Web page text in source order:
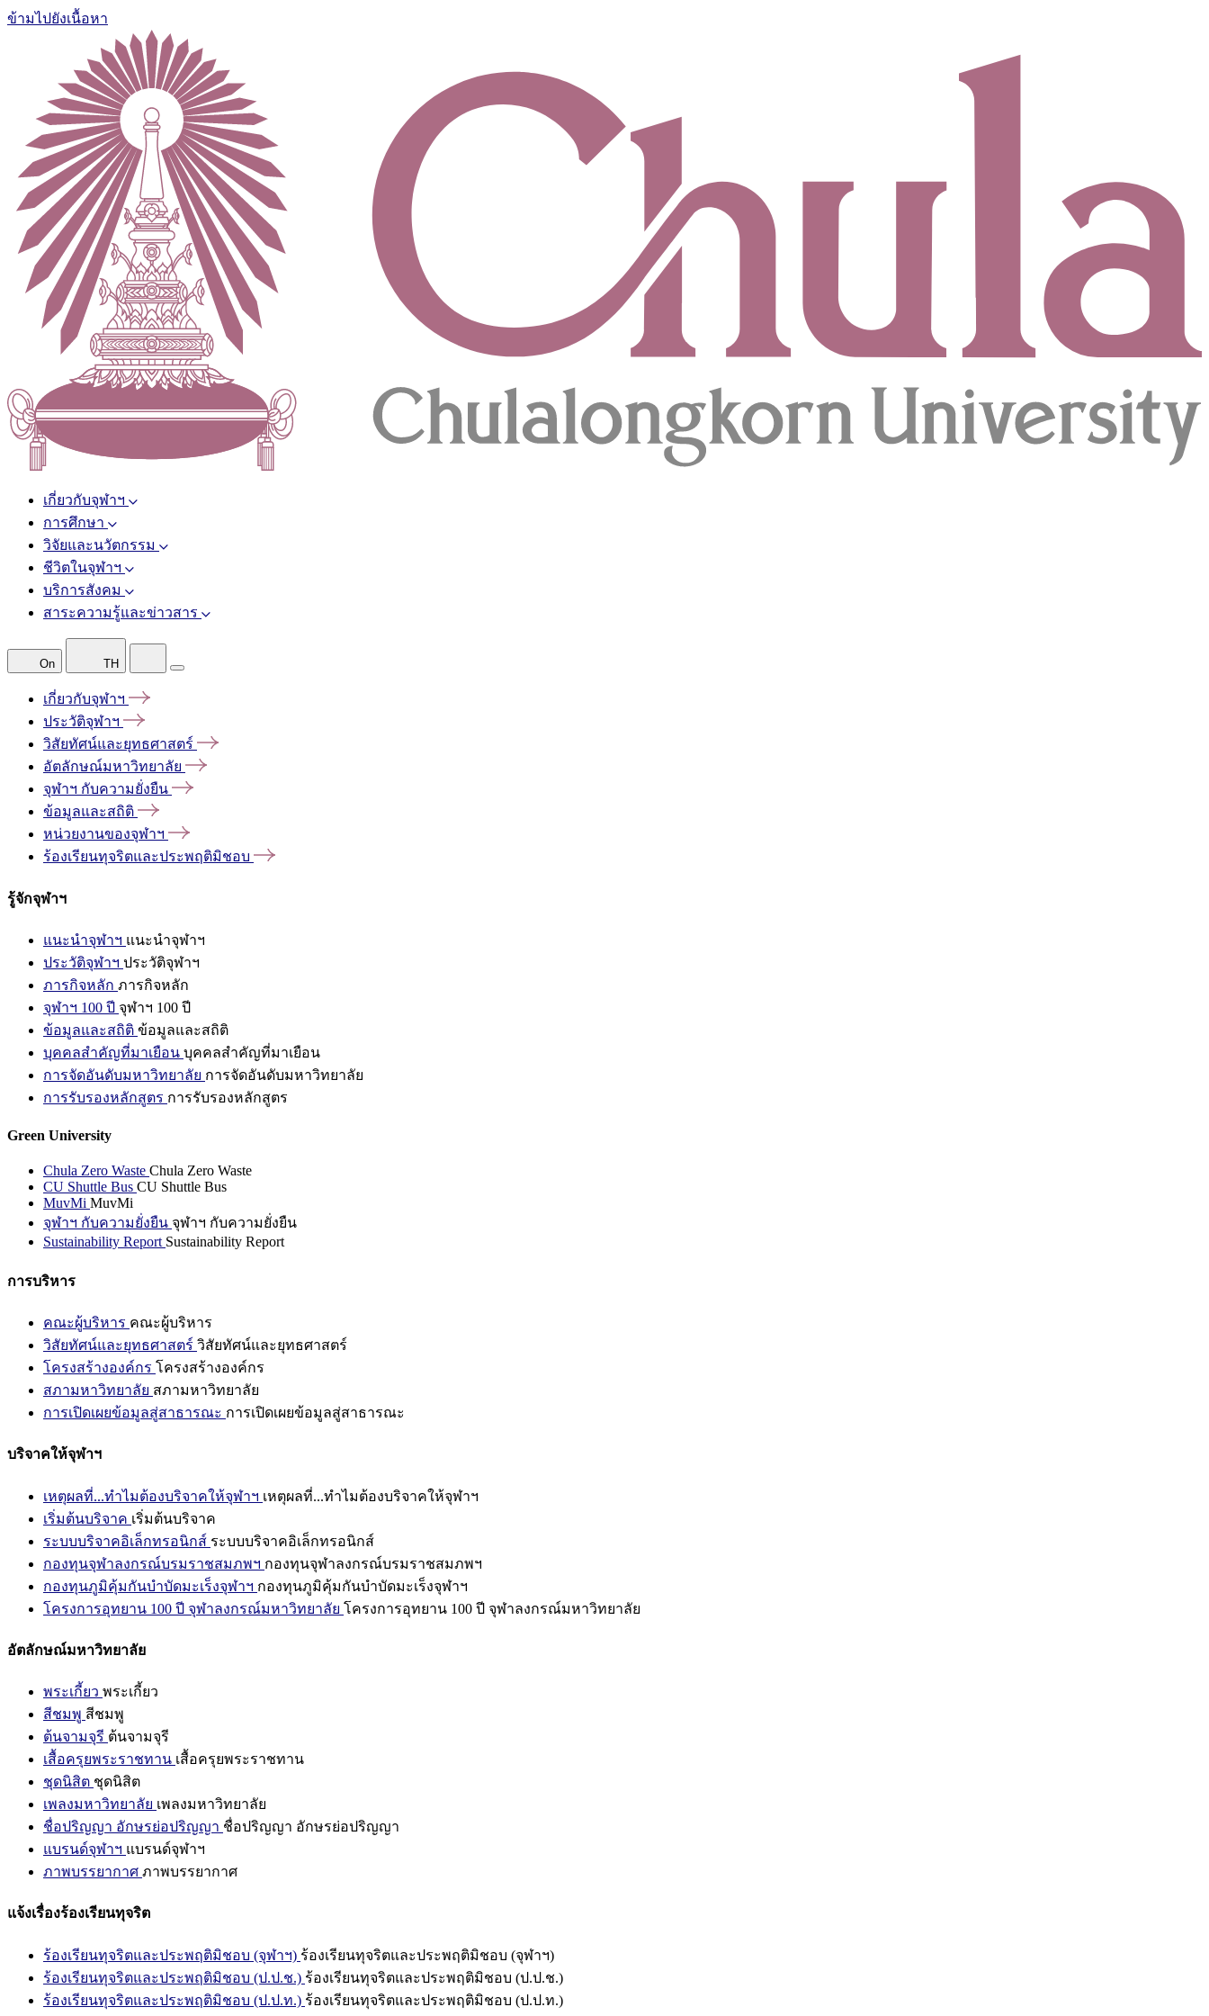
ข้ามไปยังเนื้อหา
เกี่ยวกับจุฬาฯ
การศึกษา
วิจัยและนวัตกรรม
ชีวิตในจุฬาฯ
บริการสังคม
สาระความรู้และข่าวสาร
On TH
เกี่ยวกับจุฬาฯ
ประวัติจุฬาฯ
วิสัยทัศน์และยุทธศาสตร์
อัตลักษณ์มหาวิทยาลัย
จุฬาฯ กับความยั่งยืน
ข้อมูลและสถิติ
หน่วยงานของจุฬาฯ
ร้องเรียนทุจริตและประพฤติมิชอบ
รู้จักจุฬาฯ
แนะนำจุฬาฯ แนะนำจุฬาฯ
ประวัติจุฬาฯ ประวัติจุฬาฯ
ภารกิจหลัก ภารกิจหลัก
จุฬาฯ 100 ปี จุฬาฯ 100 ปี
ข้อมูลและสถิติ ข้อมูลและสถิติ
บุคคลสำคัญที่มาเยือน บุคคลสำคัญที่มาเยือน
การจัดอันดับมหาวิทยาลัย การจัดอันดับมหาวิทยาลัย
การรับรองหลักสูตร การรับรองหลักสูตร
Green University
Chula Zero Waste Chula Zero Waste
CU Shuttle Bus CU Shuttle Bus
MuvMi MuvMi
จุฬาฯ กับความยั่งยืน จุฬาฯ กับความยั่งยืน
Sustainability Report Sustainability Report
การบริหาร
คณะผู้บริหาร คณะผู้บริหาร
วิสัยทัศน์และยุทธศาสตร์ วิสัยทัศน์และยุทธศาสตร์
โครงสร้างองค์กร โครงสร้างองค์กร
สภามหาวิทยาลัย สภามหาวิทยาลัย
การเปิดเผยข้อมูลสู่สาธารณะ การเปิดเผยข้อมูลสู่สาธารณะ
บริจาคให้จุฬาฯ
เหตุผลที่...ทำไมต้องบริจาคให้จุฬาฯ เหตุผลที่...ทำไมต้องบริจาคให้จุฬาฯ
เริ่มต้นบริจาค เริ่มต้นบริจาค
ระบบบริจาคอิเล็กทรอนิกส์ ระบบบริจาคอิเล็กทรอนิกส์
กองทุนจุฬาลงกรณ์บรมราชสมภพฯ กองทุนจุฬาลงกรณ์บรมราชสมภพฯ
กองทุนภูมิคุ้มกันบำบัดมะเร็งจุฬาฯ กองทุนภูมิคุ้มกันบำบัดมะเร็งจุฬาฯ
โครงการอุทยาน 100 ปี จุฬาลงกรณ์มหาวิทยาลัย โครงการอุทยาน 100 ปี จุฬาลงกรณ์มหาวิทยาลัย
อัตลักษณ์มหาวิทยาลัย
พระเกี้ยว พระเกี้ยว
สีชมพู สีชมพู
ต้นจามจุรี ต้นจามจุรี
เสื้อครุยพระราชทาน เสื้อครุยพระราชทาน
ชุดนิสิต ชุดนิสิต
เพลงมหาวิทยาลัย เพลงมหาวิทยาลัย
ชื่อปริญญา อักษรย่อปริญญา ชื่อปริญญา อักษรย่อปริญญา
แบรนด์จุฬาฯ แบรนด์จุฬาฯ
ภาพบรรยากาศ ภาพบรรยากาศ
แจ้งเรื่องร้องเรียนทุจริต
ร้องเรียนทุจริตและประพฤติมิชอบ (จุฬาฯ) ร้องเรียนทุจริตและประพฤติมิชอบ (จุฬาฯ)
ร้องเรียนทุจริตและประพฤติมิชอบ (ป.ป.ช.) ร้องเรียนทุจริตและประพฤติมิชอบ (ป.ป.ช.)
ร้องเรียนทุจริตและประพฤติมิชอบ (ป.ป.ท.) ร้องเรียนทุจริตและประพฤติมิชอบ (ป.ป.ท.)